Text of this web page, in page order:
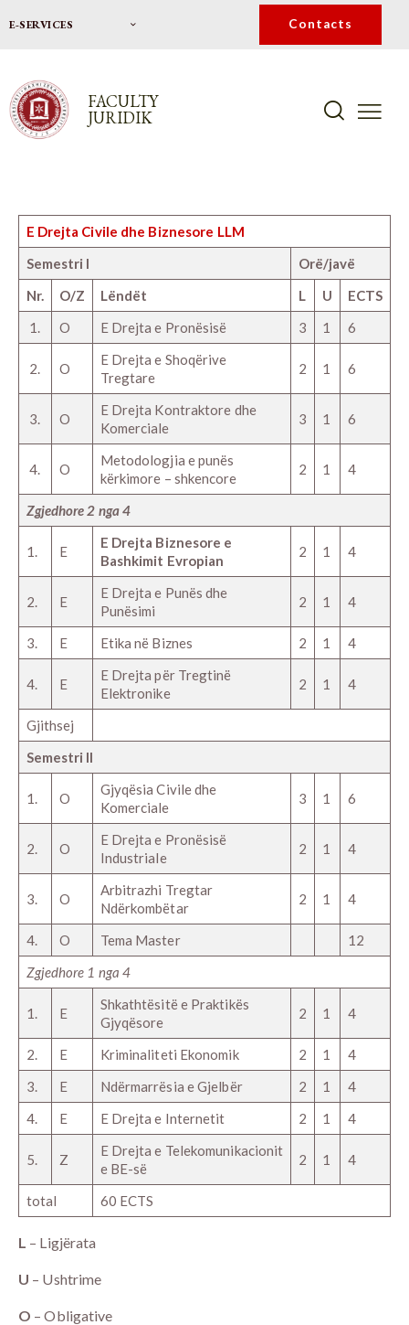
E-SERVICES Contacts
FACULTY
JURIDIK
E Drejta Civile dhe Biznesore LLM
Semestri I
Orë/javë
Nr.
O/Z Lëndët L U
ECTS
1.
O E Drejta e Pronësisë 3 1 6
2. O
E Drejta e Shoqërive
Tregtare
2 1 6
3. O
E Drejta Kontraktore dhe
Komerciale
3 1 6
4. O
Metodologjia e punës
kërkimore – shkencore
2 1 4
Zgjedhore 2 nga 4
1. E
E Drejta Biznesore e
Bashkimit Evropian
2 1 4
2. E
E Drejta e Punës dhe
Punësimi
2 1 4
3. E Etika në Biznes 2 1 4
4. E
E Drejta për Tregtinë
Elektronike
2 1 4
Gjithsej
Semestri II
1. O
Gjyqësia Civile dhe
Komerciale
3 1 6
2. O
E Drejta e Pronësisë
Industriale
2 1 4
3. O
Arbitrazhi Tregtar
Ndërkombëtar
2 1 4
4. O Tema Master
12
Zgjedhore 1 nga 4
1. E
Shkathtësitë e Praktikës
Gjyqësore
2 1 4
2. E Kriminaliteti Ekonomik 2 1
4
3.
E Ndërmarrësia e Gjelbër 2 1
4
4.
E E Drejta e Internetit 2 1 4
5. Z
E Drejta e Telekomunikacionit
e BE-së
2 1 4
total 60 ECTS
L – Ligjërata
U – Ushtrime
O – Obligative